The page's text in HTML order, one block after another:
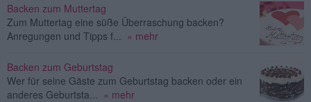
Backen zum Muttertag
Zum Muttertag eine süße Überraschung backen?
Anregungen und Tipps f...
» mehr
Backen zum Geburtstag
Wer für seine Gäste zum Geburtstag backen oder ein
anderes Geburtsta...
» mehr